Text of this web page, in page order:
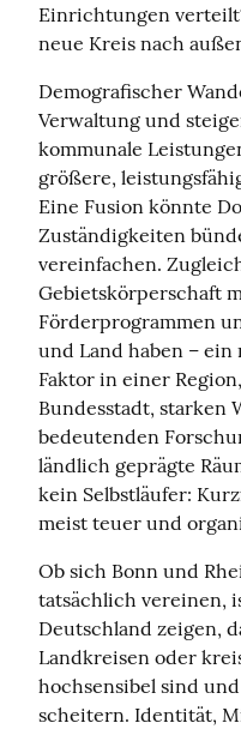
Einrichtungen
neue Kreis nach
Demografischer
Verwaltung und
kommunale
größere,
Eine Fusion könnte
Zuständigkeiten
vereinfachen.
Gebietskörperschaft
Förderprogrammen
und Land haben –
Faktor in einer
Bundesstadt, starken
bedeutenden
ländlich geprägte
kein Selbstläufer:
meist teuer und
Ob sich Bonn und
tatsächlich vereinen,
Deutschland zeigen,
Landkreisen oder
hochsensibel sind
scheitern. Identität,